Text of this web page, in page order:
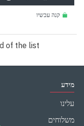
קנה עכשיו
of the list.
מידע
עלינו
משלוחים